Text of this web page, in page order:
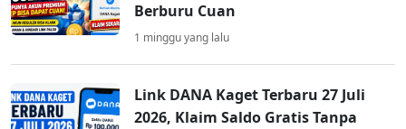
Berburu Cuan
1 minggu yang lalu
Link DANA Kaget Terbaru 27 Juli
2026, Klaim Saldo Gratis Tanpa